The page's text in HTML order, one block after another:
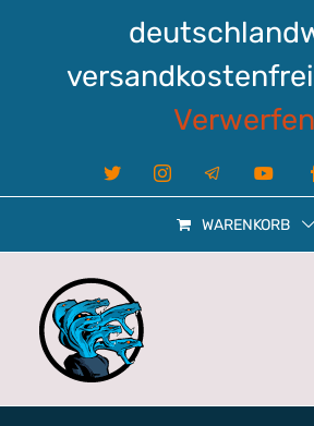
Verwerfen
X InstagramTelegram
WARENKORB